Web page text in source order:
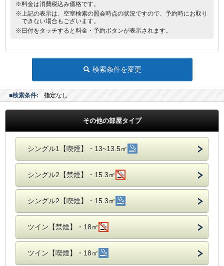
※料金は消費税込み価格です。
※上記の表示は、空室検索の照会時点の状況ですので、予約時にお取り
できない場合もございます。
※日付をタッチすると料金・予約ボタンが表示されます。
検索条件を変更
■検索条件: 指定なし
その他の部屋タイプ
シングル1【喫煙】・13~13.5㎡
シングル2【禁煙】・15.3㎡
シングル2【喫煙】・15.3㎡
ツイン【禁煙】・18㎡
ツイン【喫煙】・18㎡